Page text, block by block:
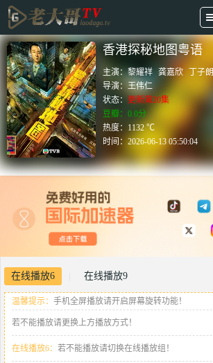
香港探秘地图粤语
主演：黎耀祥 龚嘉欣 丁子朗
导演：王伟仁
状态： 更新第20集
豆瓣：0.0分
热度：1132 ℃
时间：2026-06-13 05:50:04
在线播放6 在线播放9
温馨提示： 手机全屏播放请开启屏幕旋转功能！
若不能播放请更换上方播放方式！
在线播放6： 若不能播放请切换在线播放组！